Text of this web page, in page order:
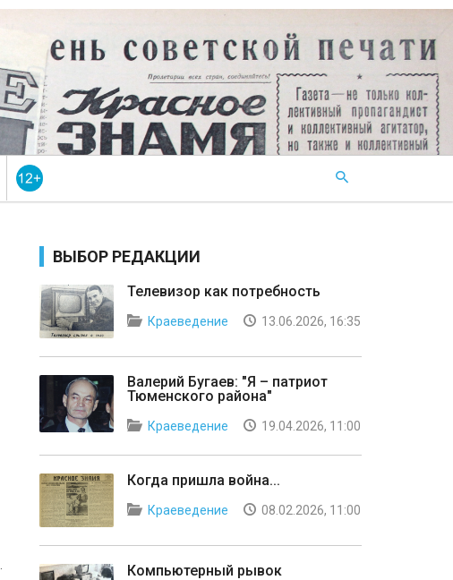
ВЫБОР РЕДАКЦИИ
Телевизор как потребность
Краеведение 13.06.2026, 16:35
Валерий Бугаев: "Я – патриот
Тюменского района"
Краеведение 19.04.2026, 11:00
Когда пришла война...
Краеведение 08.02.2026, 11:00
Компьютерный рывок